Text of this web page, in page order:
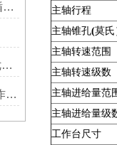
数控车床在选购和使用上要遵循哪些条件呢？
Z5140立式钻床的技术特点与优势分析
XK7136数控铣床Z向对刀的操作方法
主轴行程
主轴锥孔(莫氏
主轴转速范围
主轴转速级数
主轴进给量范
主轴进给量级
工作台尺寸